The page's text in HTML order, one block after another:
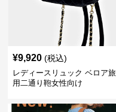
¥9,920 (税込)
レディースリュック ベロア
用二通り鞄女性向け